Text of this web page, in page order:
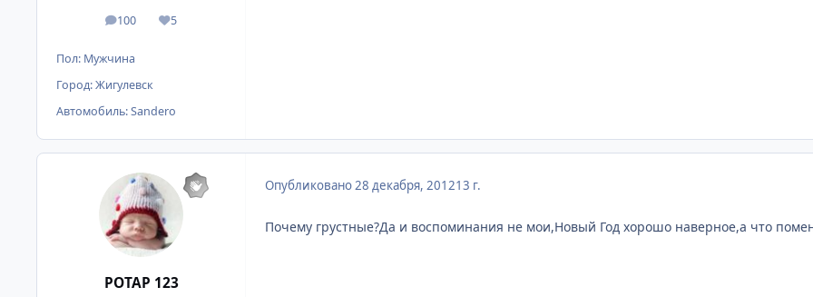
100
сообщения
5
Репутация
Пол: Мужчина
Город:Жигулевск
Автомобиль:Sandero
POTAP 123
Опубликовано28 декабря, 201213 г.
Почему грустные?Да и воспоминания не мои,Новый Год хорошо наверное,а что